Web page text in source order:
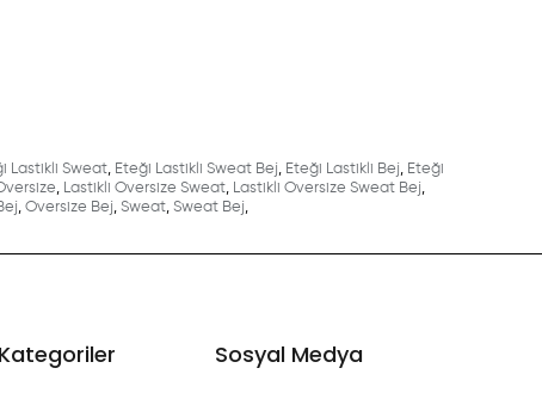
Lastikli Sweat, Eteği Lastikli Sweat Bej, Eteği Lastikli Bej, Eteği
, Lastikli Oversize Sweat, Lastikli Oversize Sweat Bej,
, Oversize Bej, Sweat, Sweat Bej,
Sosyal Medya